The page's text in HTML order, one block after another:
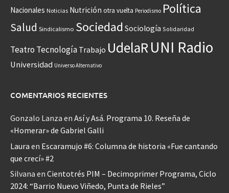
Nacionales Noticias Nutrición otra vuelta Periodismo Política
Salud Sindicalismo Sociedad Sociología Solidaridad
Teatro Tecnología Trabajo UdelaRUNI Radio
Universidad Universo Alternativo
COMENTARIOS RECIENTES
Gonzalo Lanza en Así y Asá. Programa 10. Reseña de
«Homerar» de Gabriel Galli
Laura en Escaramujo #6: Columna de historia «Fue cantando
que crecí» #2
Silvana en Cientotrés PIM – Decimoprimer Programa, Ciclo
2024: “Barrio Nuevo Viñedo, Punta de Rieles”